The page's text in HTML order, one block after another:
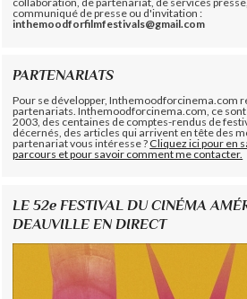
communiqué de presse ou d'invitation :
inthemoodforfilmfestivals@gmail.com
PARTENARIATS
Pour se développer, Inthemoodforcinema.com
partenariats. Inthemoodforcinema.com, ce sont
2003, des centaines de comptes-rendus de
décernés, des articles qui arrivent en tête des
partenariat vous intéresse ?Cliquez ici pour en
parcours et pour savoir comment me contacter.
LE 52e FESTIVAL DU CINÉMA
DEAUVILLE EN DIRECT